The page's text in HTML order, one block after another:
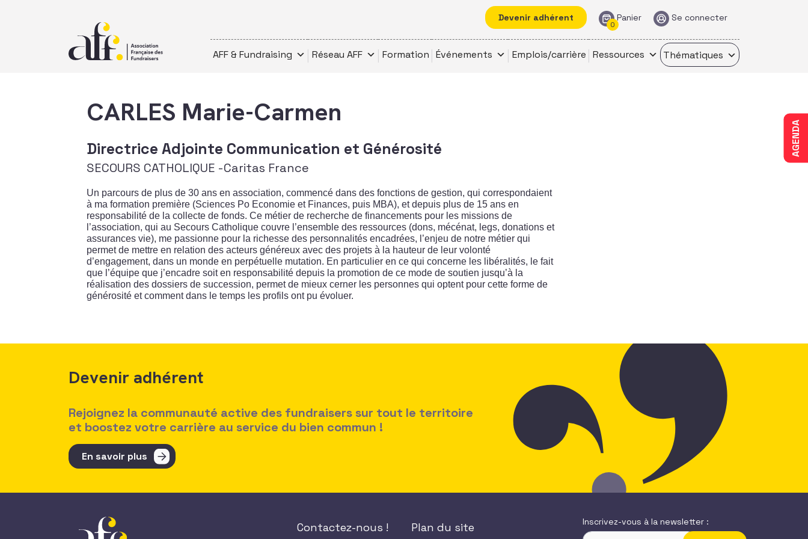
Devenir adhérent Panier
0
Se connecter
AFF & Fundraising Réseau AFF Formation Événements Emplois/carrière Ressources Thématiques
AGENDA
CARLES Marie-Carmen
Directrice Adjointe Communication et Générosité
SECOURS CATHOLIQUE -Caritas France
Un parcours de plus de 30 ans en association, commencé dans des fonctions de gestion, qui correspondaient
à ma formation première (Sciences Po Economie et Finances, puis MBA), et depuis plus de 15 ans en
responsabilité de la collecte de fonds. Ce métier de recherche de financements pour les missions de
l’association, qui au Secours Catholique couvre l’ensemble des ressources (dons, mécénat, legs, donations et
assurances vie), me passionne pour la richesse des personnalités encadrées, l’enjeu de notre métier qui
permet de mettre en relation des acteurs généreux avec des projets à la hauteur de leur volonté
d’engagement, dans un monde en perpétuelle mutation. En particulier en ce qui concerne les libéralités, le fait
que l’équipe que j’encadre soit en responsabilité depuis la promotion de ce mode de soutien jusqu’à la
réalisation des dossiers de succession, permet de mieux cerner les personnes qui optent pour cette forme de
générosité et comment dans le temps les profils ont pu évoluer.
Devenir adhérent
Rejoignez la communauté active des fundraisers sur tout le territoire
et boostez votre carrière au service du bien commun !
En savoir plus
Contactez-nous ! Plan du site
Inscrivez-vous à la newsletter :